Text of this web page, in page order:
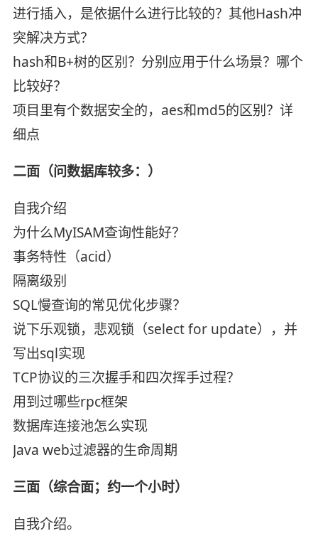
进行插入，是依据什么进行比较的？其他Hash冲
突解决方式？
hash和B+树的区别？分别应用于什么场景？哪个
比较好？
项目里有个数据安全的，aes和md5的区别？详
细点
二面（问数据库较多：）
自我介绍
为什么MyISAM查询性能好？
事务特性（acid）
隔离级别
SQL慢查询的常见优化步骤？
说下乐观锁，悲观锁（select for update），并
写出sql实现
TCP协议的三次握手和四次挥手过程？
用到过哪些rpc框架
数据库连接池怎么实现
Java web过滤器的生命周期
三面（综合面；约一个小时）
自我介绍。